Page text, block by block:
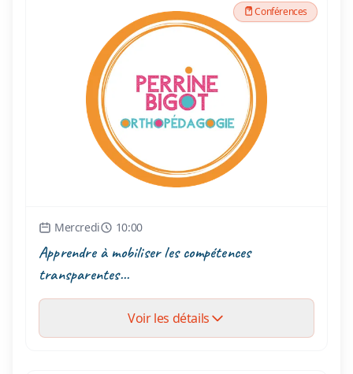
Conférences
Mercredi 10:00
Apprendre à mobiliser les compétences
transparentes...
Voir les détails